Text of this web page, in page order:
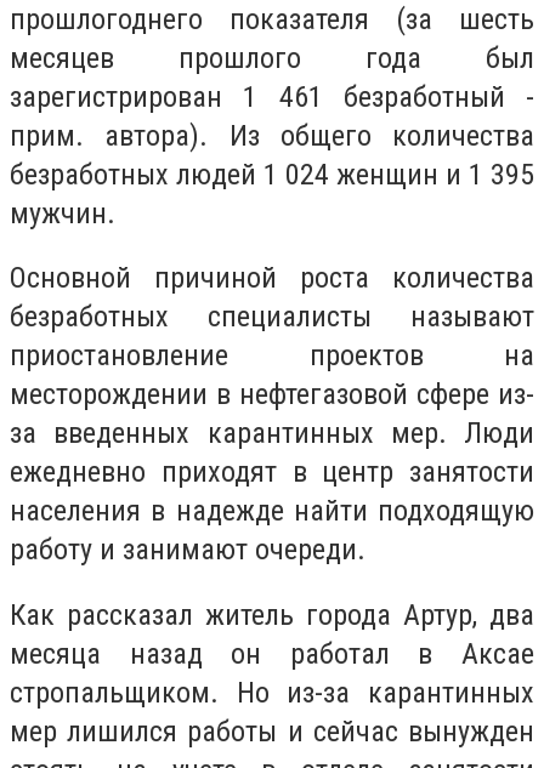
прошлогоднего показателя (за шесть
месяцев прошлого года был
зарегистрирован 1 461 безработный -
прим. автора). Из общего количества
безработных людей 1 024 женщин и 1 395
мужчин.
Основной причиной роста количества
безработных специалисты называют
приостановление проектов на
месторождении в нефтегазовой сфере из-
за введенных карантинных мер. Люди
ежедневно приходят в центр занятости
населения в надежде найти подходящую
работу и занимают очереди.
Как рассказал житель города Артур, два
месяца назад он работал в Аксае
стропальщиком. Но из-за карантинных
мер лишился работы и сейчас вынужден